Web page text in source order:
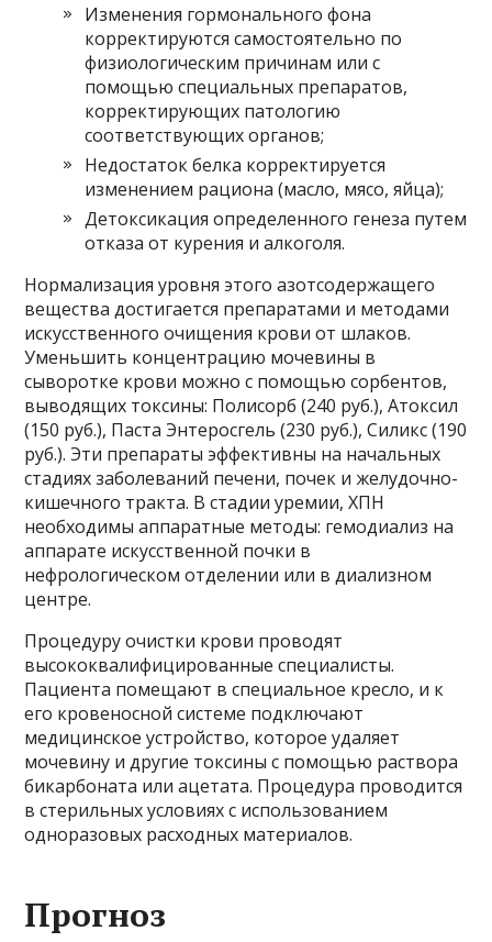
Изменения гормонального фона
корректируются самостоятельно по
физиологическим причинам или с
помощью специальных препаратов,
корректирующих патологию
соответствующих органов;
Недостаток белка корректируется
изменением рациона (масло, мясо, яйца);
Детоксикация определенного генеза путем
отказа от курения и алкоголя.
Нормализация уровня этого азотсодержащего
вещества достигается препаратами и методами
искусственного очищения крови от шлаков.
Уменьшить концентрацию мочевины в
сыворотке крови можно с помощью сорбентов,
выводящих токсины: Полисорб (240 руб.), Атоксил
(150 руб.), Паста Энтеросгель (230 руб.), Силикс (190
руб.). Эти препараты эффективны на начальных
стадиях заболеваний печени, почек и желудочно-
кишечного тракта. В стадии уремии, ХПН
необходимы аппаратные методы: гемодиализ на
аппарате искусственной почки в
нефрологическом отделении или в диализном
центре.
Процедуру очистки крови проводят
высококвалифицированные специалисты.
Пациента помещают в специальное кресло, и к
его кровеносной системе подключают
медицинское устройство, которое удаляет
мочевину и другие токсины с помощью раствора
бикарбоната или ацетата. Процедура проводится
в стерильных условиях с использованием
одноразовых расходных материалов.
Прогноз